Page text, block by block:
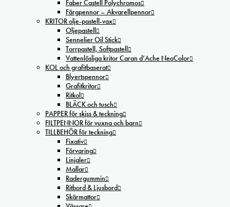
Faber Castell Polychromos
Färgpennor – Akvarellpennor
KRITOR olje-pastell-vax
Oljepastell
Sennelier Oil Stick
Torrpastell, Softpastell
Vattenlösliga kritor Caran d’Ache NeoColor
KOL och grafitbaserat
Blyertspennor
Grafitkritor
Ritkol
BLÄCK och tusch
PAPPER för skiss & teckning
FILTPENNOR för vuxna och barn
TILLBEHÖR för teckning
Fixativ
Förvaring
Linjaler
Mallar
Radergummin
Ritbord & Ljusbord
Skärmattor